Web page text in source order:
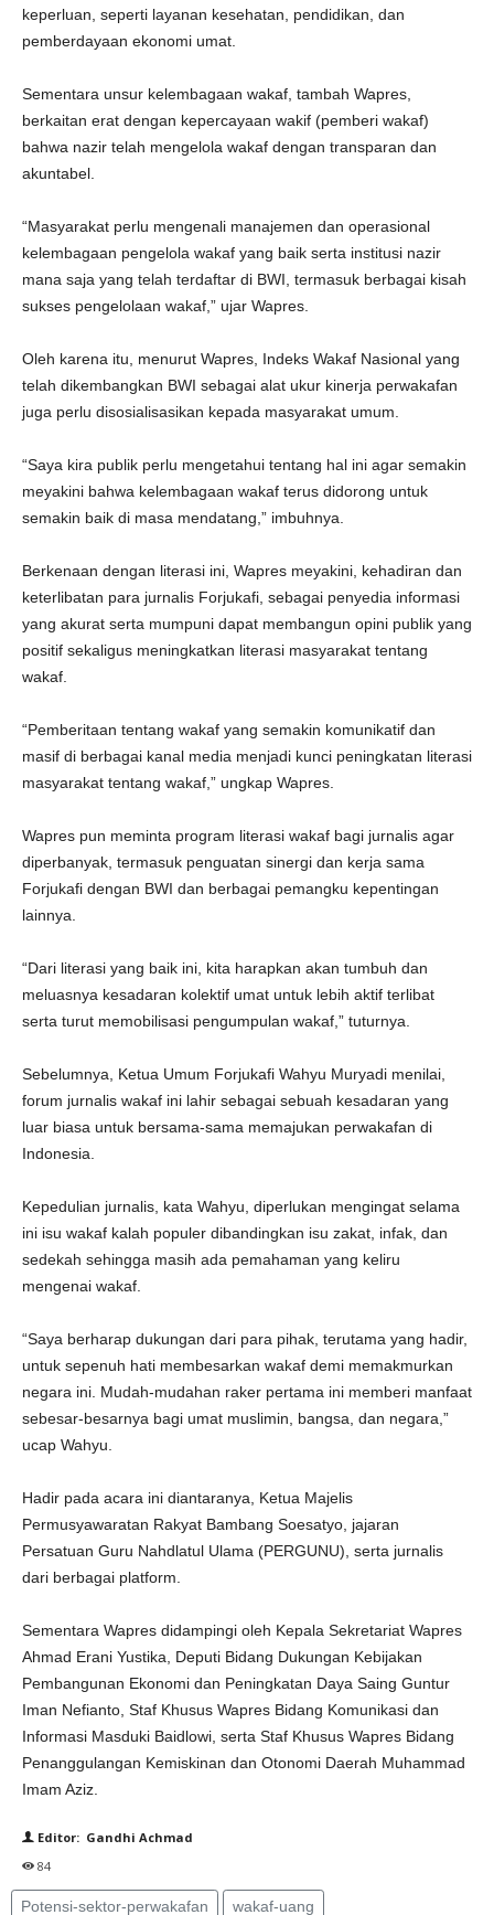
keperluan, seperti layanan kesehatan, pendidikan, dan
pemberdayaan ekonomi umat.
Sementara unsur kelembagaan wakaf, tambah Wapres,
berkaitan erat dengan kepercayaan wakif (pemberi wakaf)
bahwa nazir telah mengelola wakaf dengan transparan dan
akuntabel.
“Masyarakat perlu mengenali manajemen dan operasional
kelembagaan pengelola wakaf yang baik serta institusi nazir
mana saja yang telah terdaftar di BWI, termasuk berbagai kisah
sukses pengelolaan wakaf,” ujar Wapres.
Oleh karena itu, menurut Wapres, Indeks Wakaf Nasional yang
telah dikembangkan BWI sebagai alat ukur kinerja perwakafan
juga perlu disosialisasikan kepada masyarakat umum.
“Saya kira publik perlu mengetahui tentang hal ini agar semakin
meyakini bahwa kelembagaan wakaf terus didorong untuk
semakin baik di masa mendatang,” imbuhnya.
Berkenaan dengan literasi ini, Wapres meyakini, kehadiran dan
keterlibatan para jurnalis Forjukafi, sebagai penyedia informasi
yang akurat serta mumpuni dapat membangun opini publik yang
positif sekaligus meningkatkan literasi masyarakat tentang
wakaf.
“Pemberitaan tentang wakaf yang semakin komunikatif dan
masif di berbagai kanal media menjadi kunci peningkatan literasi
masyarakat tentang wakaf,” ungkap Wapres.
Wapres pun meminta program literasi wakaf bagi jurnalis agar
diperbanyak, termasuk penguatan sinergi dan kerja sama
Forjukafi dengan BWI dan berbagai pemangku kepentingan
lainnya.
“Dari literasi yang baik ini, kita harapkan akan tumbuh dan
meluasnya kesadaran kolektif umat untuk lebih aktif terlibat
serta turut memobilisasi pengumpulan wakaf,” tuturnya.
Sebelumnya, Ketua Umum Forjukafi Wahyu Muryadi menilai,
forum jurnalis wakaf ini lahir sebagai sebuah kesadaran yang
luar biasa untuk bersama-sama memajukan perwakafan di
Indonesia.
Kepedulian jurnalis, kata Wahyu, diperlukan mengingat selama
ini isu wakaf kalah populer dibandingkan isu zakat, infak, dan
sedekah sehingga masih ada pemahaman yang keliru
mengenai wakaf.
“Saya berharap dukungan dari para pihak, terutama yang hadir,
untuk sepenuh hati membesarkan wakaf demi memakmurkan
negara ini. Mudah-mudahan raker pertama ini memberi manfaat
sebesar-besarnya bagi umat muslimin, bangsa, dan negara,”
ucap Wahyu.
Hadir pada acara ini diantaranya, Ketua Majelis
Permusyawaratan Rakyat Bambang Soesatyo, jajaran
Persatuan Guru Nahdlatul Ulama (PERGUNU), serta jurnalis
dari berbagai platform.
Sementara Wapres didampingi oleh Kepala Sekretariat Wapres
Ahmad Erani Yustika, Deputi Bidang Dukungan Kebijakan
Pembangunan Ekonomi dan Peningkatan Daya Saing Guntur
Iman Nefianto, Staf Khusus Wapres Bidang Komunikasi dan
Informasi Masduki Baidlowi, serta Staf Khusus Wapres Bidang
Penanggulangan Kemiskinan dan Otonomi Daerah Muhammad
Imam Aziz.
Editor: Gandhi Achmad
84
Potensi-sektor-perwakafan wakaf-uang